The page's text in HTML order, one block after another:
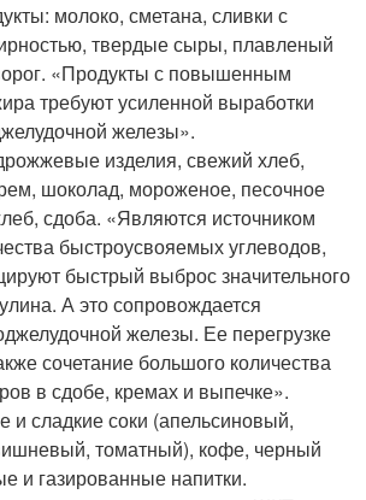
молоко, сметана, сливки с
твердые сыры, плавленый
«Продукты с повышенным
требуют усиленной выработки
железы».
изделия, свежий хлеб,
шоколад, мороженое, песочное
сдоба. «Являются источником
быстроусвояемых углеводов,
быстрый выброс значительного
А это сопровождается
железы. Ее перегрузке
сочетание большого количества
в сдобе, кремах и выпечке».
и сладкие соки (апельсиновый,
томатный), кофе, черный
и газированные напитки.